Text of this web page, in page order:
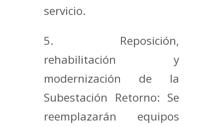
servicio.
5. Reposición,
rehabilitación y
modernización de la
Subestación Retorno: Se
reemplazarán equipos